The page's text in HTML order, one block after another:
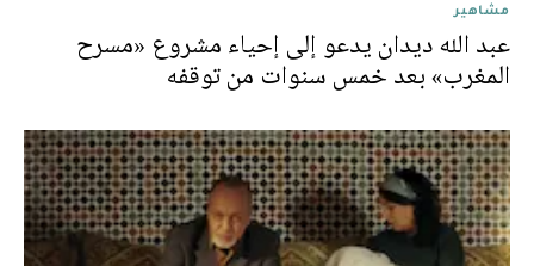
مشاهير
عبد الله ديدان يدعو إلى إحياء مشروع «مسرح
المغرب» بعد خمس سنوات من توقفه